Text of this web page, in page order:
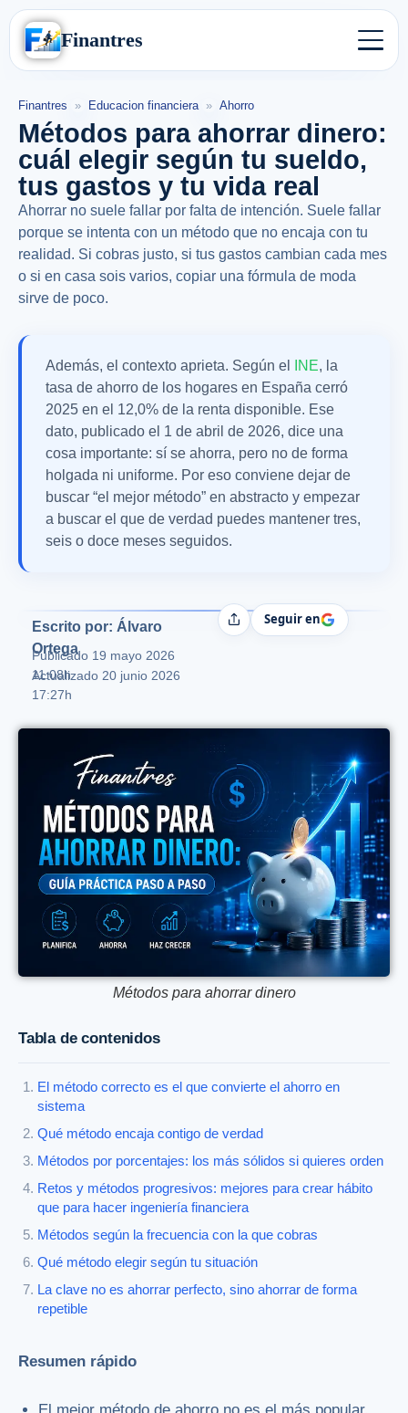
Finantres
Finantres » Educacion financiera » Ahorro
Métodos para ahorrar dinero:
cuál elegir según tu sueldo,
tus gastos y tu vida real
Ahorrar no suele fallar por falta de intención. Suele fallar
porque se intenta con un método que no encaja con tu
realidad. Si cobras justo, si tus gastos cambian cada mes
o si en casa sois varios, copiar una fórmula de moda
sirve de poco.
Además, el contexto aprieta. Según el INE, la
tasa de ahorro de los hogares en España cerró
2025 en el 12,0% de la renta disponible. Ese
dato, publicado el 1 de abril de 2026, dice una
cosa importante: sí se ahorra, pero no de forma
holgada ni uniforme. Por eso conviene dejar de
buscar “el mejor método” en abstracto y empezar
a buscar el que de verdad puedes mantener tres,
seis o doce meses seguidos.
Escrito por: Álvaro
Ortega
Publicado 19 mayo 2026
11:08h
Actualizado 20 junio 2026
17:27h
CompartirSeguir en
Métodos para ahorrar dinero
Tabla de contenidos
El método correcto es el que convierte el ahorro en
sistema
Qué método encaja contigo de verdad
Métodos por porcentajes: los más sólidos si quieres orden
Retos y métodos progresivos: mejores para crear hábito
que para hacer ingeniería financiera
Métodos según la frecuencia con la que cobras
Qué método elegir según tu situación
La clave no es ahorrar perfecto, sino ahorrar de forma
repetible
Resumen rápido
El mejor método de ahorro no es el más popular,